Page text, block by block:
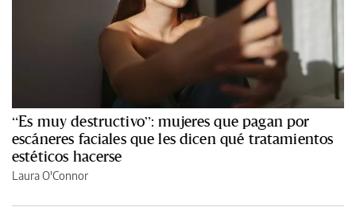
“Es muy destructivo”: mujeres que pagan por
escáneres faciales que les dicen qué tratamientos
estéticos hacerse
Laura O'Connor